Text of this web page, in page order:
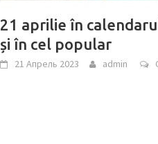
21 aprilie în
și în cel popular
21 Апрель 2023 admin